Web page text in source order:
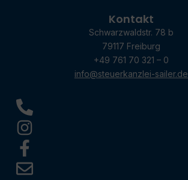
Kontakt
Schwarzwaldstr. 78 b
79117 Freiburg
+49 761 70 321 – 0
info@steuerkanzlei-sailer.de